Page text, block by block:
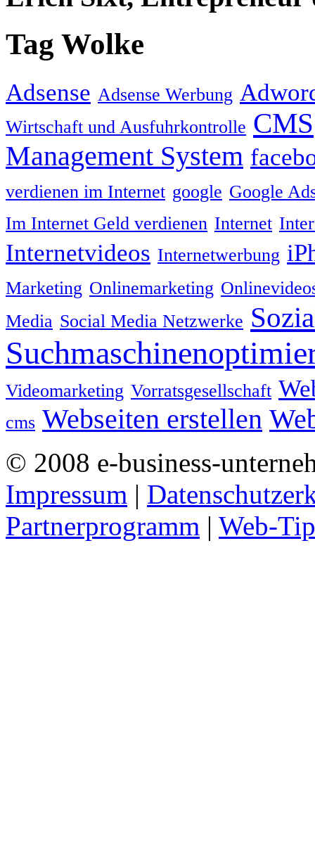
Tag Wolke
Adsense Adsense Werbung
Wirtschaft und Ausfuhrkontrolle CMS
Management System
verdienen im Internet google Google
Im Internet Geld verdienen Internet
Internetvideos Internetwerbung
Marketing Onlinemarketing
Media Social Media Netzwerke
Videomarketing Vorratsgesellschaft
cms Webseiten erstellen
© 2008 e-business-
Impressum |
Partnerprogramm | Web-